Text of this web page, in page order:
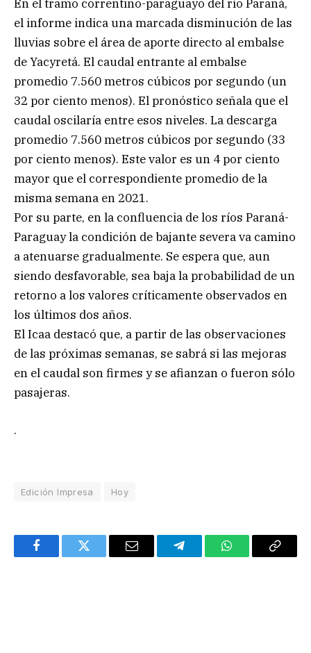
En el tramo correntino-paraguayo del río Paraná,
el informe indica una marcada disminución de las
lluvias sobre el área de aporte directo al embalse
de Yacyretá. El caudal entrante al embalse
promedio 7.560 metros cúbicos por segundo (un
32 por ciento menos). El pronóstico señala que el
caudal oscilaría entre esos niveles. La descarga
promedio 7.560 metros cúbicos por segundo (33
por ciento menos). Este valor es un 4 por ciento
mayor que el correspondiente promedio de la
misma semana en 2021.
Por su parte, en la confluencia de los ríos Paraná-
Paraguay la condición de bajante severa va camino
a atenuarse gradualmente. Se espera que, aun
siendo desfavorable, sea baja la probabilidad de un
retorno a los valores críticamente observados en
los últimos dos años.
El Icaa destacó que, a partir de las observaciones
de las próximas semanas, se sabrá si las mejoras
en el caudal son firmes y se afianzan o fueron sólo
pasajeras.
.
Edición Impresa Hoy
FacebookTwitter Email TelegramWhatsAppCopy